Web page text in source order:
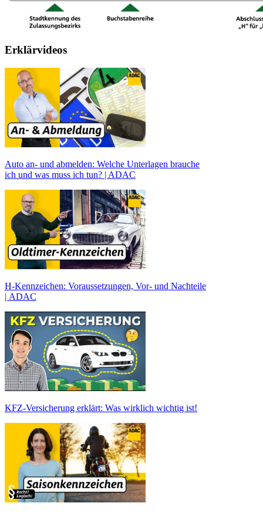
Erklärvideos
Auto an- und abmelden: Welche Unterlagen brauche
ich und was muss ich tun? | ADAC
H-Kennzeichen: Voraussetzungen, Vor- und Nachteile
| ADAC
KFZ-Versicherung erklärt: Was wirklich wichtig ist!